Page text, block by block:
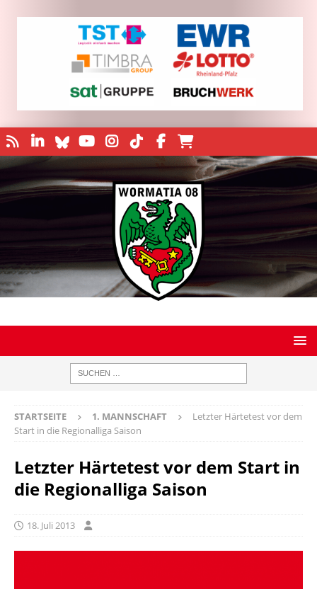
STARTSEITE 1. MANNSCHAFT
Letzter Härtetest vor dem
Start in die Regionalliga Saison
Letzter Härtetest vor dem Start in
die Regionalliga Saison
18. Juli 2013